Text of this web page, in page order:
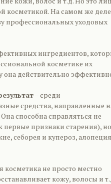
косметикой. На самом же
профессиональных уходовых
ингредиентов,
косметике их
действительно
– среди
средства, направленные
способна справляться не
первые признаки старения),
себорея и купероз,
косметика не просто местно
кожу, волосы и